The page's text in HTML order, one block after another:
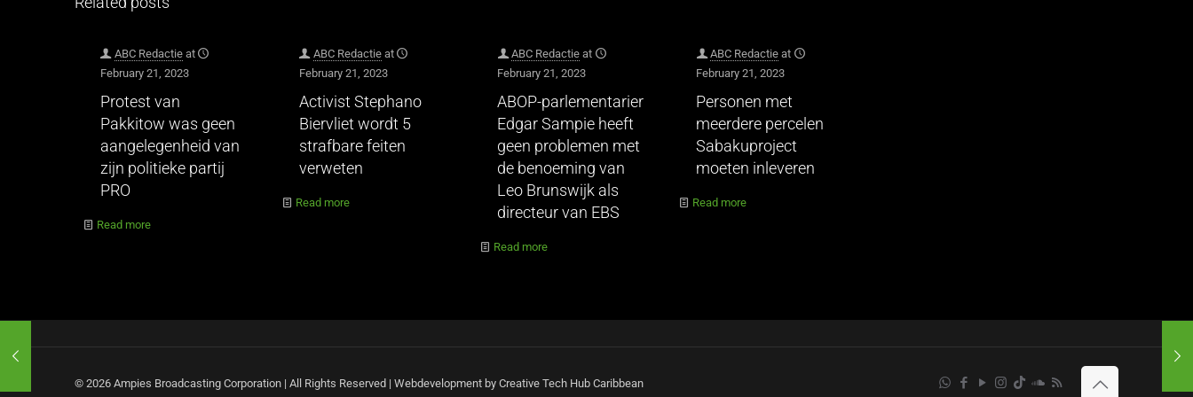
ABC Redactie at
February 21, 2023
Protest van
Pakkitow was geen
aangelegenheid van
zijn politieke partij
PRO
Read more
ABC Redactie at
February 21, 2023
Activist Stephano
Biervliet wordt 5
strafbare feiten
verweten
Read more
ABC Redactie at
February 21, 2023
ABOP-parlementarier
Edgar Sampie heeft
geen problemen met
de benoeming van
Leo Brunswijk als
directeur van EBS
Read more
ABC Redactie at
February 21, 2023
Personen met
meerdere percelen
Sabakuproject
moeten inleveren
Read more
© 2026 Ampies Broadcasting Corporation | All Rights Reserved | Webdevelopment by Creative Tech Hub Caribbean